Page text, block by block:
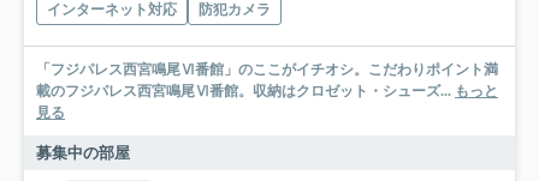
インターネット対応
防犯カメラ
「フジパレス西宮鳴尾Ⅵ番館」のここがイチオシ。こだわりポイント満
載のフジパレス西宮鳴尾Ⅵ番館。収納はクロゼット・シューズ... もっと
見る
募集中の部屋